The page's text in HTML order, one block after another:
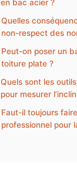
en bac acier ?
Quelles
non-respect des
Peut-on poser un
toiture plate ?
Quels sont les
pour mesurer
Faut-il toujours
professionnel pour